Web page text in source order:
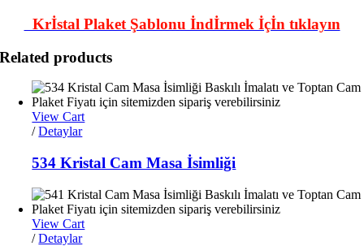
Krİstal Plaket Şablonu İndİrmek İçİn tıklayın
Related products
View Cart
/ Detaylar
534 Kristal Cam Masa İsimliği
View Cart
/ Detaylar